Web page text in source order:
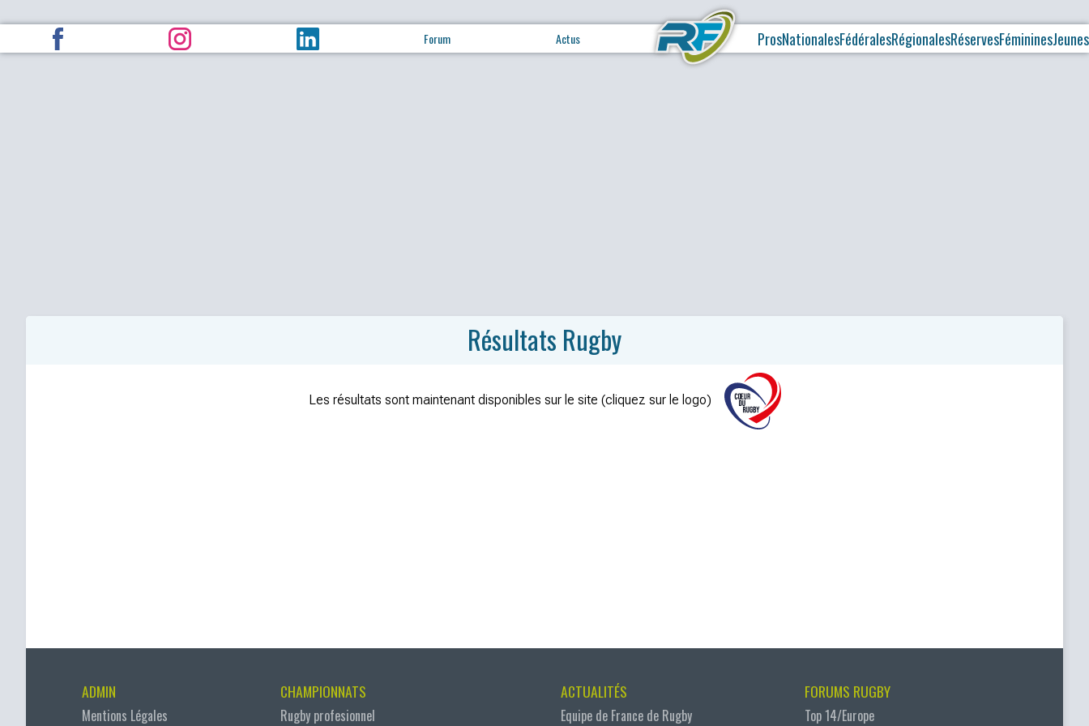
Forum Actus ProsNationalesFédéralesRégionalesRéservesFémininesJeunes
Résultats Rugby
Les résultats sont maintenant disponibles sur le site (cliquez sur le logo)
ADMIN
Mentions Légales
CHAMPIONNATS
Rugby profesionnel
ACTUALITÉS
Equipe de France de Rugby
FORUMS RUGBY
Top 14/Europe